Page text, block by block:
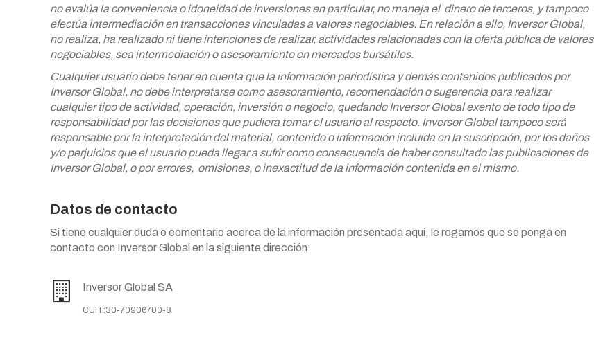
no evalúa la conveniencia o idoneidad de inversiones en particular, no maneja el dinero de terceros, y tampoco
efectúa intermediación en transacciones vinculadas a valoresnegociables. En relación a ello, Inversor Global,
no realiza, ha realizado ni tiene intenciones derealizar, actividades relacionadas con la oferta pública de valores
negociables, sea intermediacióno asesoramiento en mercados bursátiles.
Cualquier usuario debe tener en cuenta que la información periodística y demáscontenidos publicados por
Inversor Global, no debe interpretarse como asesoramiento, recomendación o sugerencia para realizar
cualquier tipo de actividad, operación, inversión o negocio, quedando Inversor Global exento de todo tipo de
responsabilidad porlas decisiones que pudiera tomar el usuario al respecto. Inversor Global tampoco será
responsable por la interpretación del material, contenido o información incluida en la suscripción, por los daños
y/o perjuicios que el usuario pueda llegar a sufrir comoconsecuencia de haber consultado las publicaciones de
Inversor Global, o por errores, omisiones, o inexactitud de la información contenida en el mismo.
Datos de contacto
Si tiene cualquier duda o comentario acerca de la información presentada aquí, le rogamos que se ponga en
contacto con Inversor Global en la siguiente dirección:
Inversor Global SA
CUIT:30-70906700-8